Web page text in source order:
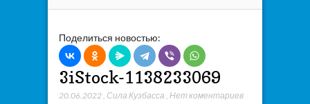
Поделиться новостью:
3iStock-1138233069
20.06.2022, Сила Кузбасса Нет коментариев